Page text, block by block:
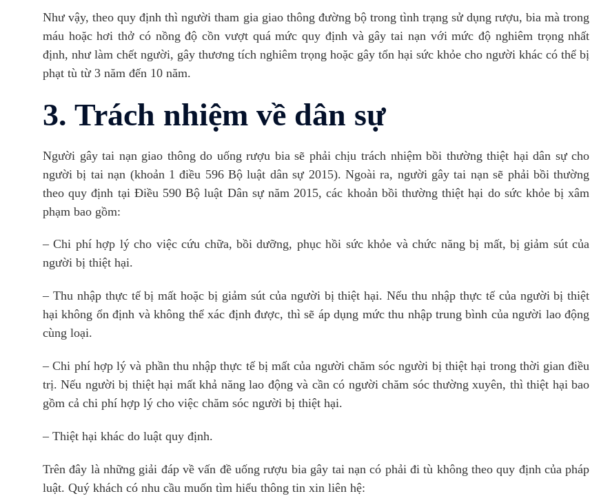
Như vậy, theo quy định thì người tham gia giao thông đường bộ trong tình trạng sử dụng rượu, bia mà trong
máu hoặc hơi thở có nồng độ cồn vượt quá mức quy định và gây tai nạn với mức độ nghiêm trọng nhất
định, như làm chết người, gây thương tích nghiêm trọng hoặc gây tổn hại sức khỏe cho người khác có thể bị
phạt tù từ 3 năm đến 10 năm.
3. Trách nhiệm về dân sự
Người gây tai nạn giao thông do uống rượu bia sẽ phải chịu trách nhiệm bồi thường thiệt hại dân sự cho
người bị tai nạn (khoản 1 điều 596 Bộ luật dân sự 2015). Ngoài ra, người gây tai nạn sẽ phải bồi thường
theo quy định tại Điều 590 Bộ luật Dân sự năm 2015, các khoản bồi thường thiệt hại do sức khỏe bị xâm
phạm bao gồm:
– Chi phí hợp lý cho việc cứu chữa, bồi dưỡng, phục hồi sức khỏe và chức năng bị mất, bị giảm sút của
người bị thiệt hại.
– Thu nhập thực tế bị mất hoặc bị giảm sút của người bị thiệt hại. Nếu thu nhập thực tế của người bị thiệt
hại không ổn định và không thể xác định được, thì sẽ áp dụng mức thu nhập trung bình của người lao động
cùng loại.
– Chi phí hợp lý và phần thu nhập thực tế bị mất của người chăm sóc người bị thiệt hại trong thời gian điều
trị. Nếu người bị thiệt hại mất khả năng lao động và cần có người chăm sóc thường xuyên, thì thiệt hại bao
gồm cả chi phí hợp lý cho việc chăm sóc người bị thiệt hại.
– Thiệt hại khác do luật quy định.
Trên đây là những giải đáp về vấn đề uống rượu bia gây tai nạn có phải đi tù không theo quy định của pháp
luật. Quý khách có nhu cầu muốn tìm hiểu thông tin xin liên hệ: